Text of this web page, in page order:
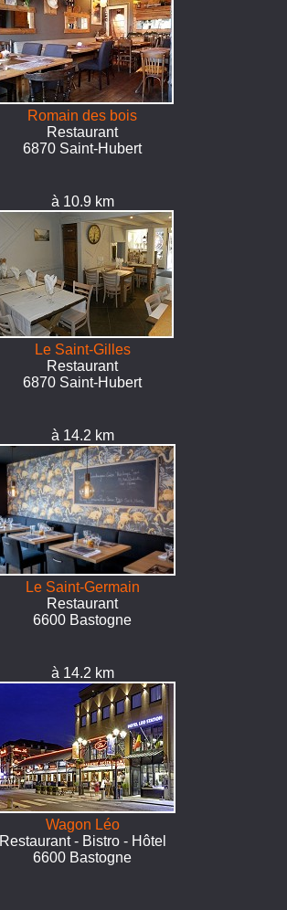
Romain des bois
Restaurant
6870 Saint-Hubert
à 10.9 km
Le Saint-Gilles
Restaurant
6870 Saint-Hubert
à 14.2 km
Le Saint-Germain
Restaurant
6600 Bastogne
à 14.2 km
Wagon Léo
Restaurant - Bistro - Hôtel
6600 Bastogne